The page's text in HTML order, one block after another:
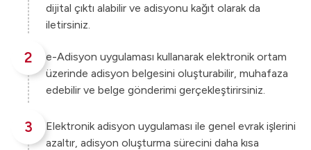
dijital çıktı alabilir ve adisyonu kağıt olarak da
iletirsiniz.
2
e-Adisyon uygulaması kullanarak elektronik ortam
üzerinde adisyon belgesini oluşturabilir, muhafaza
edebilir ve belge gönderimi gerçekleştirirsiniz.
3
Elektronik adisyon uygulaması ile genel evrak işlerini
azaltır, adisyon oluşturma sürecini daha kısa